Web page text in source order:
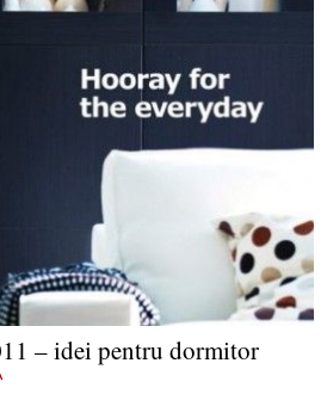
– idei pentru dormitor